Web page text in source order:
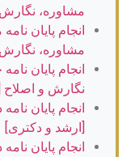
مشاوره،
انجام پایان
مشاوره،
انجام پایان
نگارش و اصلاح
انجام پایان
[ارشد و دکتری]
انجام پایان